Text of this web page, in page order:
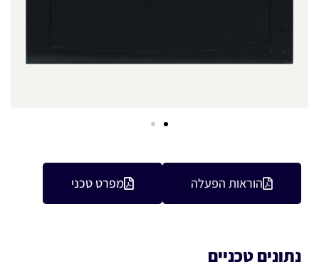
הוראות הפעלה מפרט טכני
נתונים טכניים